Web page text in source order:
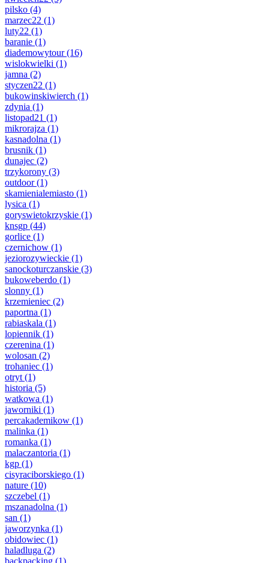
pilsko (4)
marzec22 (1)
luty22 (1)
baranie (1)
diademowytour(16)
wislokwielki (1)
jamna (2)
styczen22 (1)
bukowinskiwierch (1)
zdynia (1)
listopad21 (1)
mikrorajza (1)
kasnadolna (1)
brusnik (1)
dunajec (2)
trzykorony (3)
outdoor(1)
skamienialemiasto (1)
lysica (1)
goryswietokrzyskie (1)
knsgp (44)
gorlice (1)
czernichow (1)
jeziorozywieckie (1)
sanockoturczanskie (3)
bukoweberdo (1)
slonny (1)
krzemieniec (2)
paportna (1)
rabiaskala (1)
lopiennik (1)
czerenina (1)
wolosan (2)
trohaniec (1)
otryt (1)
historia (5)
watkowa (1)
jaworniki (1)
percakademikow (1)
malinka (1)
romanka (1)
malaczantoria (1)
kgp (1)
cisyraciborskiego (1)
nature (10)
szczebel (1)
mszanadolna (1)
san (1)
jaworzynka (1)
obidowiec (1)
haladluga (2)